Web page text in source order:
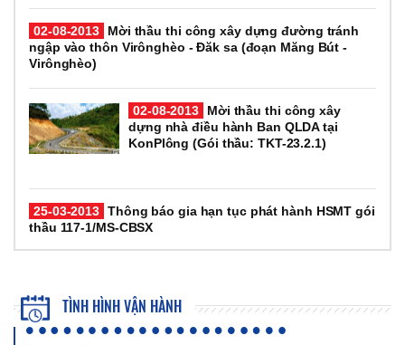
02-08-2013
Mời thầu thi công xây dựng đường tránh
ngập vào thôn Virônghèo - Đăk sa (đoạn Măng Bút -
Virônghèo)
02-08-2013
Mời thầu thi công xây
dựng nhà điều hành Ban QLDA tại
KonPlông (Gói thầu: TKT-23.2.1)
25-03-2013 Thông báo gia hạn tục phát hành HSMT gói
thầu 117-1/MS-CBSX
TÌNH HÌNH VẬN HÀNH